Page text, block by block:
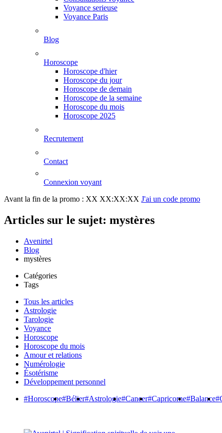
Voyance serieuse
Voyance Paris
Blog
Horoscope
Horoscope d'hier
Horoscope du jour
Horoscope de demain
Horoscope de la semaine
Horoscope du mois
Horoscope 2025
Recrutement
Contact
Connexion voyant
Avant la fin de la promo : XX XX:XX:XX J'ai un code promo
Articles sur le sujet: mystères
Avenirtel
Blog
mystères
Catégories
Tags
Tous les articles
Astrologie
Tarologie
Voyance
Horoscope
Horoscope du mois
Amour et relations
Numérologie
Ésotérisme
Développement personnel
#Horoscope#Bélier#Astrologie#Cancer#Capricorne#Balance